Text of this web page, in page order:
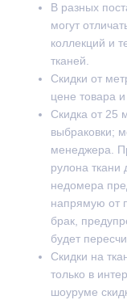
В разных
могут
коллекций и
тканей.
Скидки от
цене товара
Скидка от 25
выбраковки;
менеджера.
рулона ткани
недомера
напрямую от
брак,
будет
Скидки на
только в
шоуруме